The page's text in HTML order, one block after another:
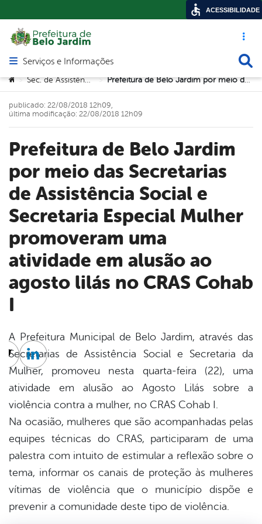
Acesso
Abrir menu principal de navegação
Serviços e Informações
Você está aqui:
> Sec. de Assistência Social > Prefeitura de Belo Jardim por meio das Secretarias de Assistência Social e Secretaria Especial Mulher promoveram uma atividade em alusão ao agosto lilás no CRAS Cohab I
Prefeitura de Belo Jardim
por meio das Secretarias
de Assistência Social e
Secretaria Especial Mulher
promoveram uma
atividade em alusão ao
agosto lilás no CRAS Cohab
I
publicado: 22/08/2018 12h09,
última modificação: 22/08/2018 12h09
A Prefeitura Municipal de Belo Jardim, através das
Secretarias de Assistência Social e Secretaria da
Mulher, promoveu nesta quarta-feira (22), uma
atividade em alusão ao Agosto Lilás sobre a
violência contra a mulher, no CRAS Cohab I.
Na ocasião, mulheres que são acompanhadas pelas
equipes técnicas do CRAS, participaram de uma
palestra com intuito de estimular a reflexão sobre o
tema, informar os canais de proteção às mulheres
vítimas de violência que o município dispõe e
prevenir a comunidade deste tipo de violência.
Twitter
Linkedin
ACESSIBILIDADE